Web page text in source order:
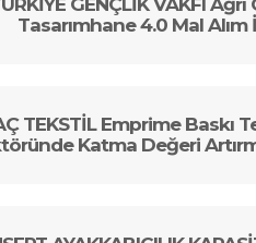
GENÇLİK VAKFI
Tasarımhane 4.0 Mal Alım
TEKSTİL Emprime Baskı
Katma Değeri